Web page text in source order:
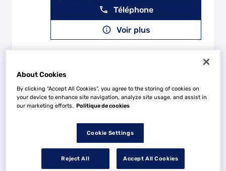
Téléphone
Voir plus
3
15.09
km
MH AUTO
18 Rue de France
57320 BOUZONVILLE
Fermé actuellement
About Cookies
By clicking “Accept All Cookies”, you agree to the storing of cookies on
your device to enhance site navigation, analyze site usage, and assist in
our marketing efforts. Politique de cookies
Cookie Settings
Reject All Accept All Cookies